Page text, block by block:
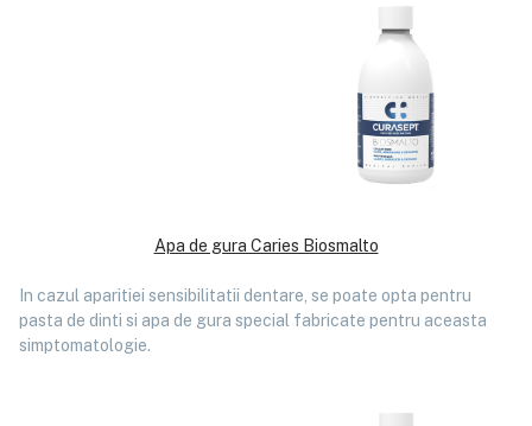
Apa de gura Caries Biosmalto
In cazul aparitiei sensibilitatii dentare, se poate opta pentru
pasta de dinti si apa de gura special fabricate pentru aceasta
simptomatologie.